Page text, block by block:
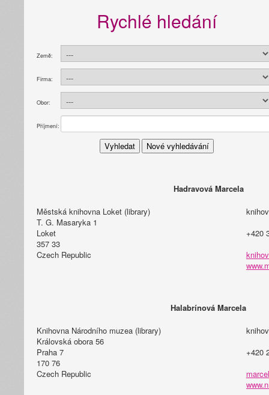
Rychlé hledání
Země:
Firma:
Obor:
Příjmení:
Hadravová Marcela
Městská knihovna Loket (library)
T. G. Masaryka 1
Loket
357 33
Czech Republic
+420
Halabrínová Marcela
Knihovna Národního muzea (library)
Královská obora 56
Praha 7
170 76
Czech Republic
+420